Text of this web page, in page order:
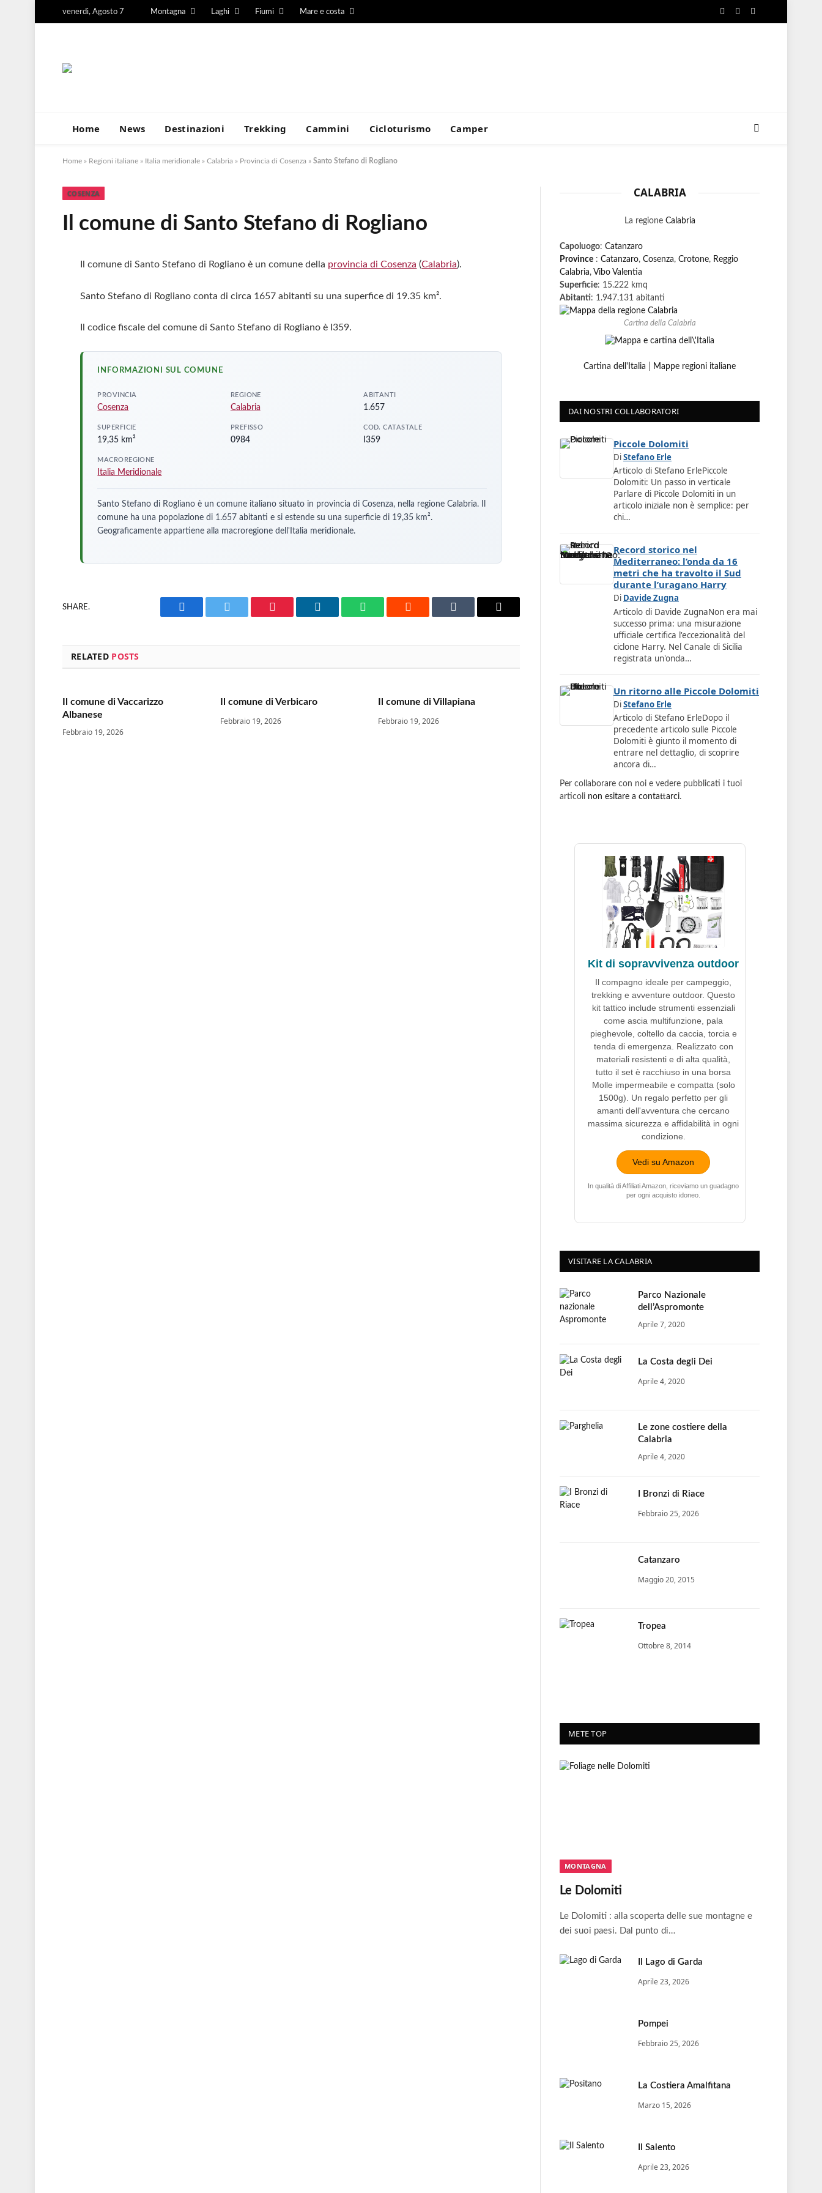
venerdì, Agosto 7 Montagna Laghi Fiumi Mare e costa
Facebook
X
Instagram
Home News Destinazioni Trekking Cammini Cicloturismo Camper
Home » Regioni italiane » Italia meridionale » Calabria » Provincia di Cosenza » Santo Stefano di Rogliano
COSENZA
Il comune di Santo Stefano di Rogliano
Il comune di Santo Stefano di Rogliano è un comune della provincia di Cosenza (Calabria).
Santo Stefano di Rogliano conta di circa 1657 abitanti su una superfice di 19.35 km².
Il codice fiscale del comune di Santo Stefano di Rogliano è I359.
INFORMAZIONI SUL COMUNE
PROVINCIA
Cosenza
REGIONE
Calabria
ABITANTI
1.657
SUPERFICIE
19,35 km²
PREFISSO
0984
COD. CATASTALE
I359
MACROREGIONE
Italia Meridionale
Santo Stefano di Rogliano è un comune italiano situato in provincia di Cosenza, nella regione Calabria. Il
comune ha una popolazione di 1.657 abitanti e si estende su una superficie di 19,35 km².
Geograficamente appartiene alla macroregione dell'Italia meridionale.
SHARE.
Facebook Twitter Pinterest LinkedIn WhatsAppReddit Tumblr Email
RELATED POSTS
Il comune di Vaccarizzo
Albanese
Febbraio 19, 2026
Il comune di Verbicaro
Febbraio 19, 2026
Il comune di Villapiana
Febbraio 19, 2026
CALABRIA
La regione Calabria
Capoluogo: Catanzaro
Province : Catanzaro, Cosenza, Crotone, Reggio
Calabria, Vibo Valentia
Superficie: 15.222 kmq
Abitanti: 1.947.131 abitanti
Cartina della Calabria
Cartina dell'Italia Mappe regioni italiane
DAI NOSTRI COLLABORATORI
Piccole Dolomiti
DiStefano Erle
Articolo di Stefano ErlePiccole
Dolomiti: Un passo in verticale
Parlare di Piccole Dolomiti in un
articolo iniziale non è semplice: per
chi…
Record storico nel
Mediterraneo: l’onda da 16
metri che ha travolto il Sud
durante l’uragano Harry
Di Davide Zugna
Articolo di Davide ZugnaNon era mai
successo prima: una misurazione
ufficiale certifica l'eccezionalità del
ciclone Harry. Nel Canale di Sicilia
registrata un'onda…
Un ritorno alle Piccole Dolomiti
DiStefano Erle
Articolo di Stefano ErleDopo il
precedente articolo sulle Piccole
Dolomiti è giunto il momento di
entrare nel dettaglio, di scoprire
ancora di…
Per collaborare con noi e vedere pubblicati i tuoi
articoli non esitare a contattarci.
Kit di sopravvivenza outdoor
Il compagno ideale per campeggio,
trekking e avventure outdoor. Questo
kit tattico include strumenti essenziali
come ascia multifunzione, pala
pieghevole, coltello da caccia, torcia e
tenda di emergenza. Realizzato con
materiali resistenti e di alta qualità,
tutto il set è racchiuso in una borsa
Molle impermeabile e compatta (solo
1500g). Un regalo perfetto per gli
amanti dell'avventura che cercano
massima sicurezza e affidabilità in ogni
condizione.
Vedi su Amazon
In qualità di Affiliati Amazon, riceviamo un guadagno
per ogni acquisto idoneo.
VISITARE LA CALABRIA
Parco Nazionale
dell’Aspromonte
Aprile 7, 2020
La Costa degli Dei
Aprile 4, 2020
Le zone costiere della
Calabria
Aprile 4, 2020
I Bronzi di Riace
Febbraio 25, 2026
Catanzaro
Maggio 20, 2015
Tropea
Ottobre 8, 2014
METE TOP
MONTAGNA
Le Dolomiti
Le Dolomiti : alla scoperta delle sue montagne e
dei suoi paesi. Dal punto di…
Il Lago di Garda
Aprile 23, 2026
Pompei
Febbraio 25, 2026
La Costiera Amalfitana
Marzo 15, 2026
Il Salento
Aprile 23, 2026